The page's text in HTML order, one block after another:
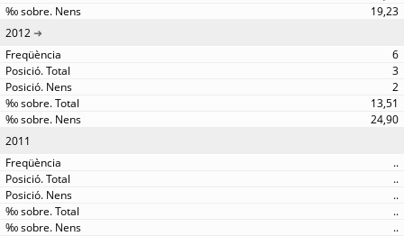
19,23
2012
6
3
2
13,51
24,90
2011
..
..
..
..
..